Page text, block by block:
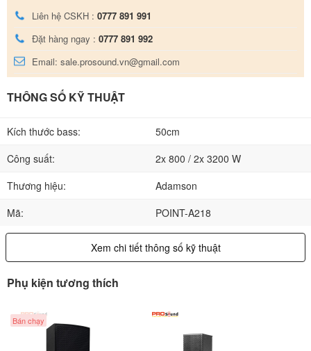
Liên hệ CSKH : 0777 891 991
Đặt hàng ngay : 0777 891 992
Email: sale.prosound.vn@gmail.com
THÔNG SỐ KỸ THUẬT
Kích thước bass:
50cm
Công suất:
2x 800 / 2x 3200 W
Thương hiệu:
Adamson
Mã:
POINT-A218
Xem chi tiết thông số kỹ thuật
Phụ kiện tương thích
Bán chạy